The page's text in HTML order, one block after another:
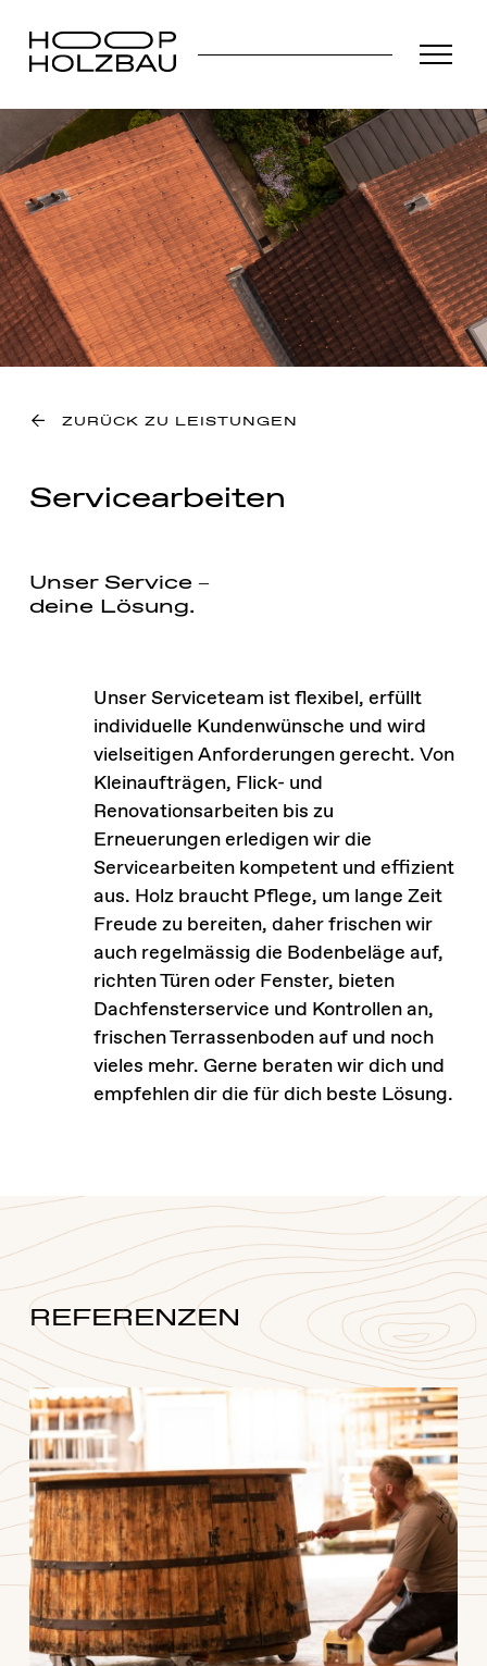
ZURÜCK ZU LEISTUNGEN
Servicearbeiten
Unser Service –
deine Lösung.
Unser Serviceteam ist flexibel, erfüllt
individuelle Kundenwünsche und wird
vielseitigen Anforderungen gerecht. Von
Kleinaufträgen, Flick- und
Renovationsarbeiten bis zu
Erneuerungen erledigen wir die
Servicearbeiten kompetent und effizient
aus. Holz braucht Pflege, um lange Zeit
Freude zu bereiten, daher frischen wir
auch regelmässig die Bodenbeläge auf,
richten Türen oder Fenster, bieten
Dachfensterservice und Kontrollen an,
frischen Terrassenboden auf und noch
vieles mehr. Gerne beraten wir dich und
empfehlen dir die für dich beste Lösung.
REFERENZEN